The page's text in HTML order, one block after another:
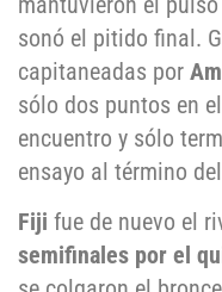
sonó el pitido final.
capitaneadas por
sólo dos puntos en
encuentro y sólo
ensayo al término
Fiji fue de nuevo el
semifinales por el